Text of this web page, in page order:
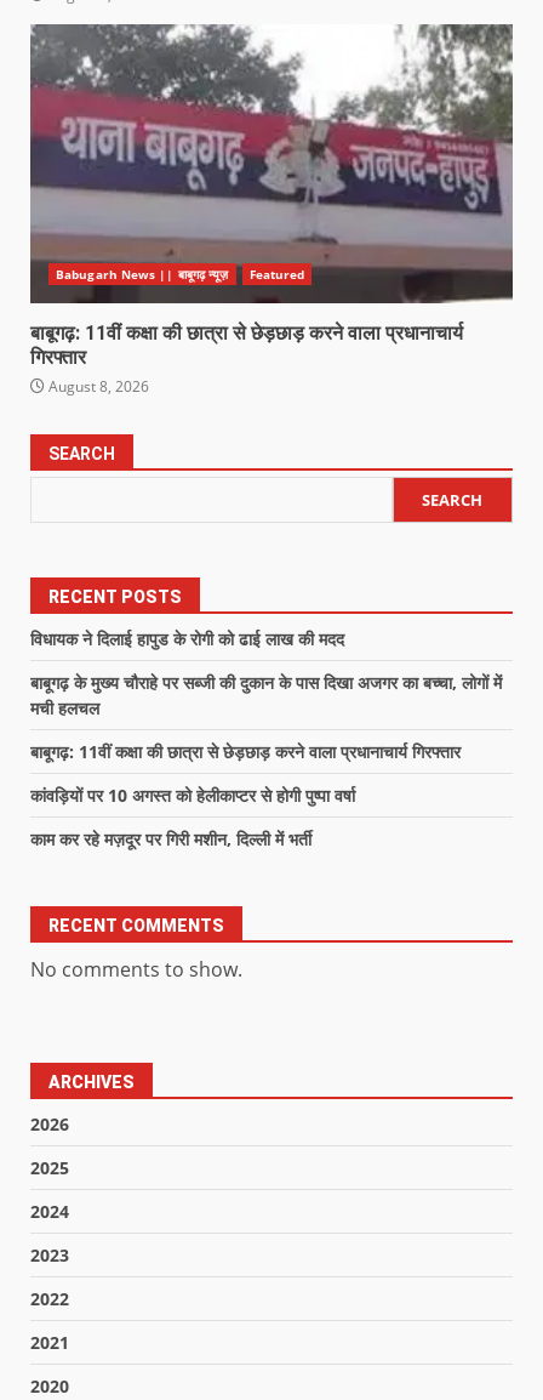
Babugarh News || बाबूगढ़ न्यूज़ Featured
बाबूगढ़: 11वीं कक्षा की छात्रा से छेड़छाड़ करने वाला प्रधानाचार्य
गिरफ्तार
August 8, 2026
SEARCH
SEARCH
RECENT POSTS
विधायक ने दिलाई हापुड के रोगी को ढाई लाख की मदद
बाबूगढ़ के मुख्य चौराहे पर सब्जी की दुकान के पास दिखा अजगर का बच्चा, लोगों में
मची हलचल
बाबूगढ़: 11वीं कक्षा की छात्रा से छेड़छाड़ करने वाला प्रधानाचार्य गिरफ्तार
कांवड़ियों पर 10 अगस्त को हेलीकाप्टर से होगी पुष्पा वर्षा
काम कर रहे मज़दूर पर गिरी मशीन, दिल्ली में भर्ती
RECENT COMMENTS
No comments to show.
ARCHIVES
2026
2025
2024
2023
2022
2021
2020